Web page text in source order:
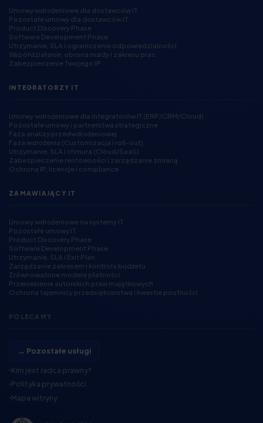
Umowy wdrożeniowe dla dostawców IT
Pozostałe umowy dla dostawców IT
Product Discovery Phase
Software Development Phase
Utrzymanie, SLA i ograniczenie odpowiedzialności
Współdziałanie, obrona marży i zakresu prac
Zabezpieczenie Twojego IP
INTEGRATORZY IT
Umowy wdrożeniowe dla Integratorów IT (ERP/CRM/Cloud)
Pozostałe umowy i partnerstwa strategiczne
Faza analizy przedwdrożeniowej
Faza wdrożenia (Customizacja i roll-out)
Utrzymanie, SLA i chmura (Cloud/SaaS)
Zabezpieczenie rentowności i zarządzanie zmianą
Ochrona IP, licencje i compliance
ZAMAWIAJĄCY IT
Umowy wdrożeniowe na systemy IT
Pozostałe umowy IT
Product Discovery Phase
Software Development Phase
Utrzymanie, SLA i Exit Plan
Zarządzanie zakresem i kontrola budżetu
Zrównoważone modele płatności
Przeniesienie autorskich praw majątkowych
Ochrona tajemnicy przedsiębiorstwa i kwestie poufności
POLECAMY
→ Pozostałe usługi
Kim jest radca prawny?
Polityka prywatności
Mapa witryny